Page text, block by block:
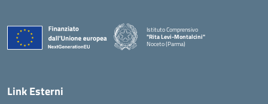
Istituto Comprensivo
"Rita Levi-Montalcini"
Noceto (Parma)
Link Esterni